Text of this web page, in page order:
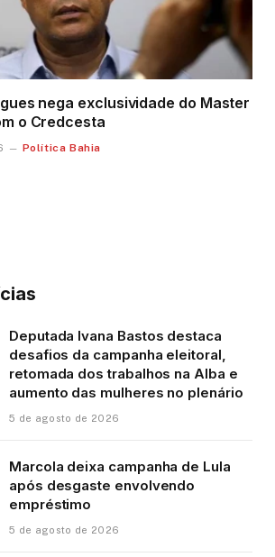
nega exclusividade do Master
o Credcesta
Política Bahia
Deputada Ivana Bastos destaca
desafios da campanha eleitoral,
retomada dos trabalhos na Alba e
aumento das mulheres no plenário
5 de agosto de 2026
Marcola deixa campanha de Lula
após desgaste envolvendo
empréstimo
5 de agosto de 2026